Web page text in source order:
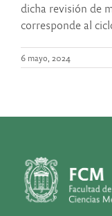
dicha revisión de
corresponde al
6 mayo, 2024